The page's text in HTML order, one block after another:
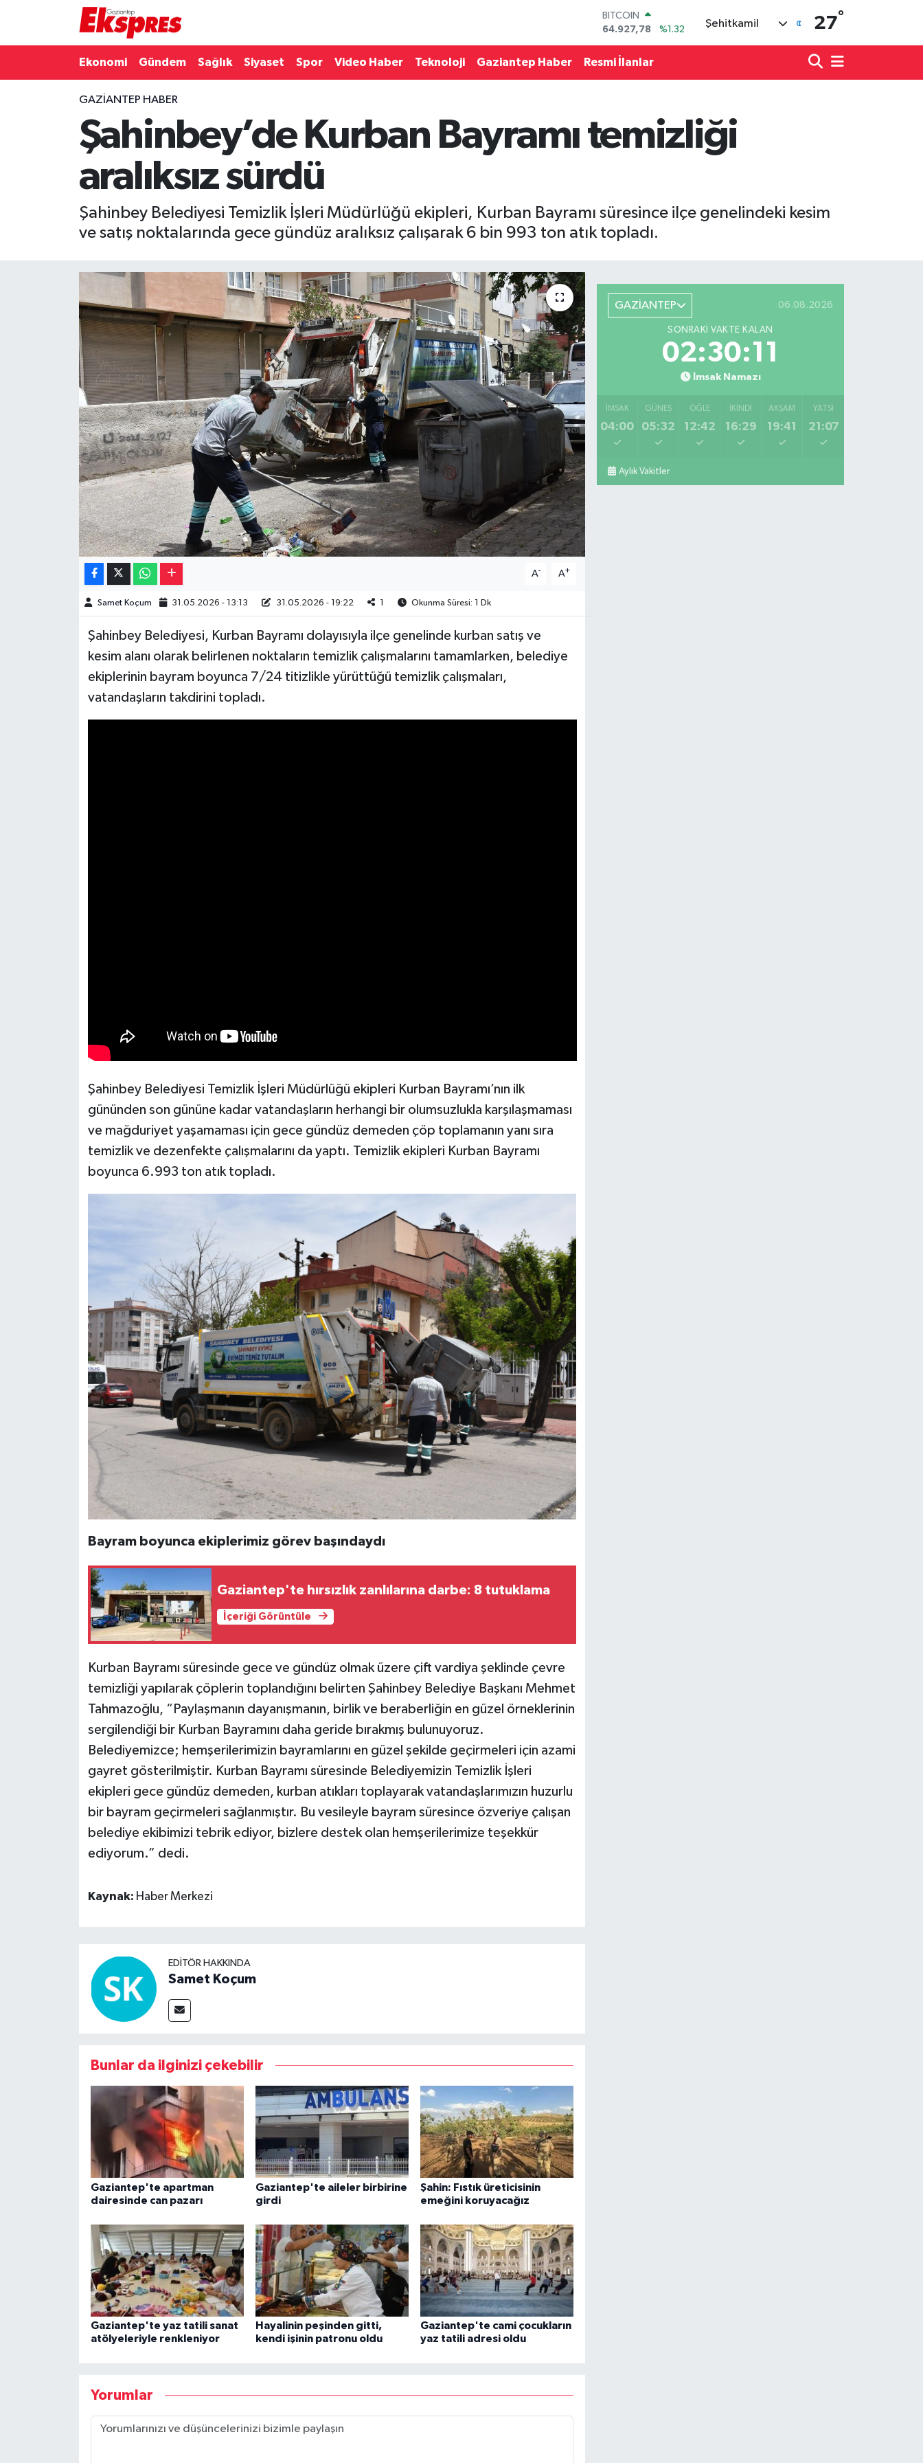
DOLAR
47,5894
%0.08
EURO
55,0398
BİST100
13.703
%11
Şehitkamil 27°
Ekonomi Gündem Sağlık Siyaset Spor Video Haber Teknoloji Gaziantep Haber Resmi İlanlar
GAZIANTEP HABER
Şahinbey’de Kurban Bayramı temizliği
aralıksız sürdü
Şahinbey Belediyesi Temizlik İşleri Müdürlüğü ekipleri, Kurban Bayramı süresince ilçe genelindeki kesim
ve satış noktalarında gece gündüz aralıksız çalışarak 6 bin 993 ton atık topladı.
A- A+
Samet Koçum 31.05.2026 - 13:13 31.05.2026 - 19:22 Okunma Süresi: 1 Dk
Şahinbey Belediyesi, Kurban Bayramı dolayısıyla ilçe genelinde kurban satış ve
kesim alanı olarak belirlenen noktaların temizlik çalışmalarını tamamlarken, belediye
ekiplerinin bayram boyunca 7/24 titizlikle yürüttüğü temizlik çalışmaları,
vatandaşların takdirini topladı.
Şahinbey Belediyesi Temizlik İşleri Müdürlüğü ekipleri Kurban Bayramı’nın ilk
gününden son gününe kadar vatandaşların herhangi bir olumsuzlukla karşılaşmaması
ve mağduriyet yaşamaması için gece gündüz demeden çöp toplamanın yanı sıra
temizlik ve dezenfekte çalışmalarını da yaptı. Temizlik ekipleri Kurban Bayramı
boyunca 6.993 ton atık topladı.
Bayram boyunca ekiplerimiz görev başındaydı
Gaziantep'te hırsızlık zanlılarına darbe: 8 tutuklama
İçeriği Görüntüle
Kurban Bayramı süresinde gece ve gündüz olmak üzere çift vardiya şeklinde çevre
temizliği yapılarak çöplerin toplandığını belirten Şahinbey Belediye Başkanı Mehmet
Tahmazoğlu, “Paylaşmanın dayanışmanın, birlik ve beraberliğin en güzel örneklerinin
sergilendiği bir Kurban Bayramını daha geride bırakmış bulunuyoruz.
Belediyemizce; hemşerilerimizin bayramlarını en güzel şekilde geçirmeleri için azami
gayret gösterilmiştir. Kurban Bayramı süresinde Belediyemizin Temizlik İşleri
ekipleri gece gündüz demeden, kurban atıkları toplayarak vatandaşlarımızın huzurlu
bir bayram geçirmeleri sağlanmıştır. Bu vesileyle bayram süresince özveriye çalışan
belediye ekibimizi tebrik ediyor, bizlere destek olan hemşerilerimize teşekkür
ediyorum.” dedi.
Kaynak: Haber Merkezi
EDITÖR HAKKINDA
Samet Koçum
Bunlar da ilginizi çekebilir
Gaziantep'te apartman
dairesinde can pazarı
Gaziantep'te aileler birbirine
girdi
Şahin: Fıstık üreticisinin
emeğini koruyacağız
Gaziantep'te yaz tatili sanat
atölyeleriyle renkleniyor
Hayalinin peşinden gitti,
kendi işinin patronu oldu
Gaziantep'te cami çocukların
yaz tatili adresi oldu
Yorumlar
GAZİANTEP 06.08.2026
SONRAKI VAKTE KALAN
02:30:10
İmsak Namazı
İMSAK
04:00
GÜNEŞ
05:32
ÖĞLE
12:42
İKINDI
16:29
AKŞAM
19:41
YATSI
21:07
Aylık Vakitler
Gaziantep son dakika
Gündem
Haberler
Resmi İlanlar
Sinemalar
Siyaset
Yeme-İçme
Puan Durumu ve Fikstür
Tüm Manşetler
Son Dakika Haberleri
Haber Arşivi